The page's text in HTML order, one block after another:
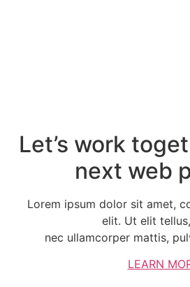
Let’s work
next web
Lorem ipsum dolor sit amet,
elit. Ut elit
nec ullamcorper mattis,
LEARN